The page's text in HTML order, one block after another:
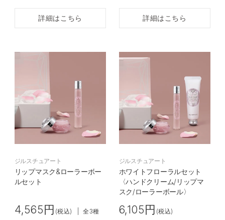
詳細はこちら 詳細はこちら
ジルスチュアート
リップマスク&ローラーボー
ルセット
4,565円 (税込) 全3種
ジルスチュアート
ホワイトフローラルセット
〈ハンドクリーム/リップマ
スク/ローラーボール〉
6,105円 (税込)